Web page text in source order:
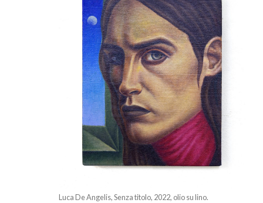
Luca De Angelis, Senza titolo, 2022, olio su lino.